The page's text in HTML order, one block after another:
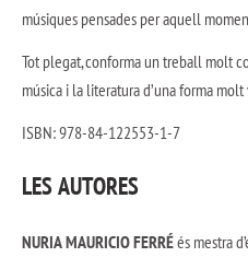
músiques pensades per aquell
Tot plegat, conforma un treball molt
música i la literatura d’una forma
ISBN: 978-84-122553-1-7
LES AUTORES
NURIA MAURICIO FERRÉés mestra